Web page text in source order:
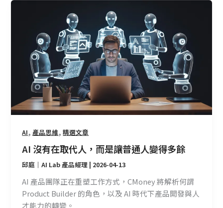
AI, 產品思維,精選文章
AI 沒有在取代人，而是讓普通人變得多餘
邱庭｜AI Lab 產品經理 | 2026-04-13
AI 產品團隊正在重塑工作方式，CMoney 將解析何謂
Product Builder 的角色，以及 AI 時代下產品開發與人
才能力的轉變。
人，
是
讓
通
人
變
多
餘